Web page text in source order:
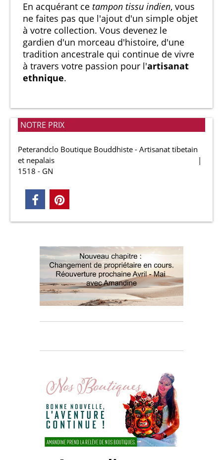
En acquérant ce tampon tissu indien, vous
ne faites pas que l'ajout d'un simple objet
à votre collection. Vous devenez le
gardien d'un morceau d'histoire, d'une
tradition ancestrale qui continue de vivre
à travers votre passion pour l'artisanat
ethnique.
NOTRE PRIX
Peterandclo Boutique Bouddhiste - Artisanat tibetain
et nepalais
1518 - GN